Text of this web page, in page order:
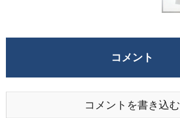
コメント
コメントを書き込む